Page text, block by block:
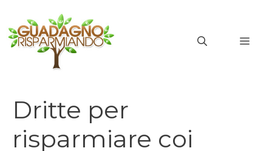
contenuto
Dritte per
risparmiare coi